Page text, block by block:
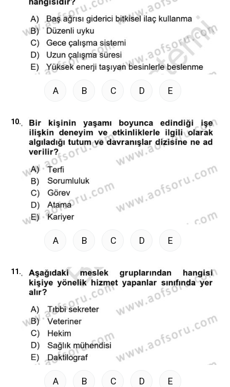
A B C D E
10.
A B C D E
11.
A B C D E